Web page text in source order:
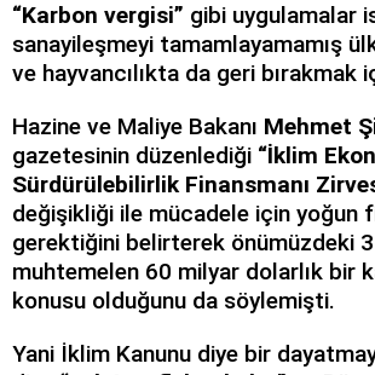
“Karbon vergisi” gibi uygulamalar
sanayileşmeyi tamamlayamamış
ve hayvancılıkta da geri bırakmak
Hazine ve Maliye Bakanı Mehmet
gazetesinin düzenlediği “İklim
Sürdürülebilirlik Finansmanı
değişikliği ile mücadele için yoğun
gerektiğini belirterek önümüzdeki 3
muhtemelen 60 milyar dolarlık bir
konusu olduğunu da söylemişti.
Yani İklim Kanunu diye bir